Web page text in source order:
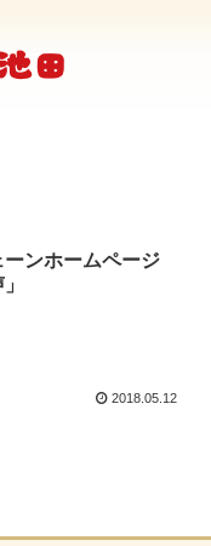
ンホームページ
2018.05.12